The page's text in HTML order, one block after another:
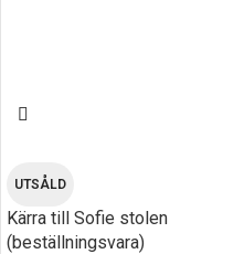
UTSÅLD
Kärra till Sofie stolen
(beställningsvara)